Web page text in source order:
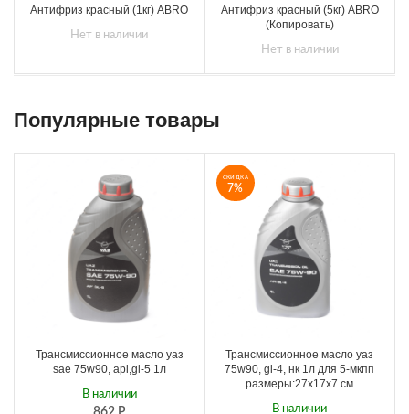
Антифриз красный (1кг) ABRO
Нет в наличии
Антифриз красный (5кг) ABRO
(Копировать)
Нет в наличии
Популярные товары
Трансмиссионное масло уаз
sae 75w90, api,gl-5 1л
В наличии
СКИДКА
7%
Трансмиссионное масло уаз
75w90, gl-4, нк 1л для 5-мкпп
размеры:27х17х7 см
В наличии